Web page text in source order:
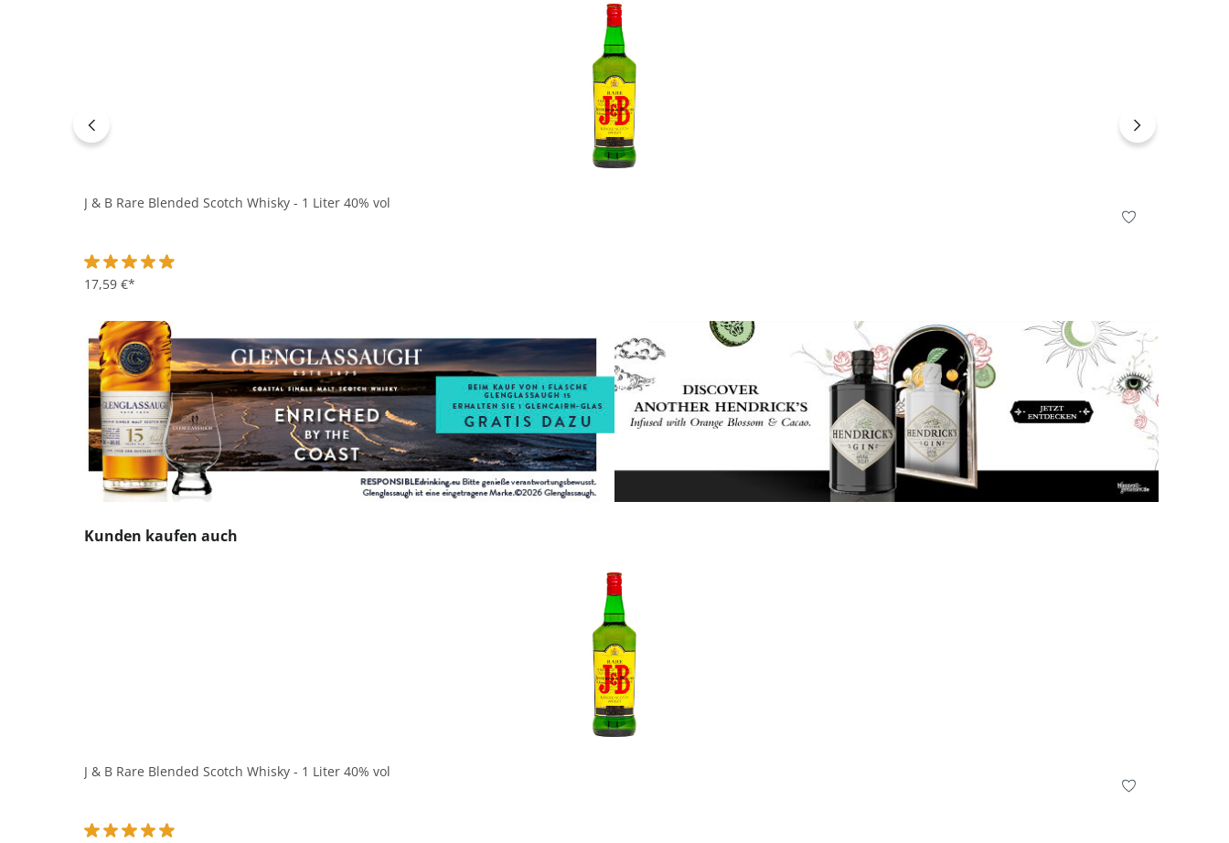
J & B Rare Blended Scotch Whisky - 1 Liter 40% vol
Durchschnittliche Bewertung von 4.9 von 5 Sternen
17,59 €*
In den Korb
Produktgalerie überspringen
Kunden kaufen auch
J & B Rare Blended Scotch Whisky - 1 Liter 40% vol
In den Korb